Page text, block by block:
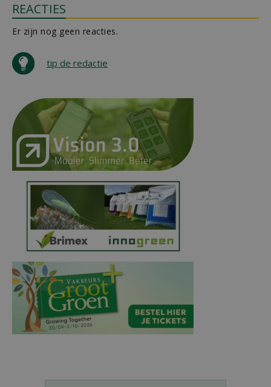
REACTIES
Er zijn nog geen reacties.
tip de redactie